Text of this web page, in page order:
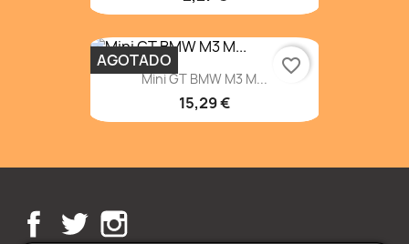
Mini GT BMW M3 M...
15,29 €
AGOTADO favorite_border
Facebook
Twitter